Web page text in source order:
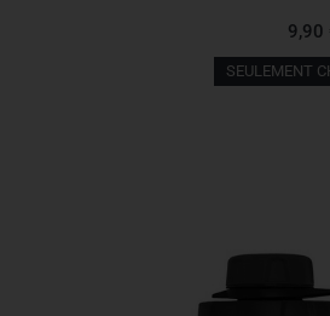
9,90
SEULEMENT